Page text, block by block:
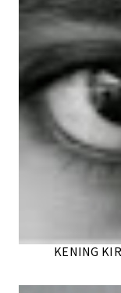
KENING